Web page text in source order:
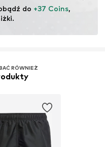
do +37 Coins,
RÓWNIEŻ